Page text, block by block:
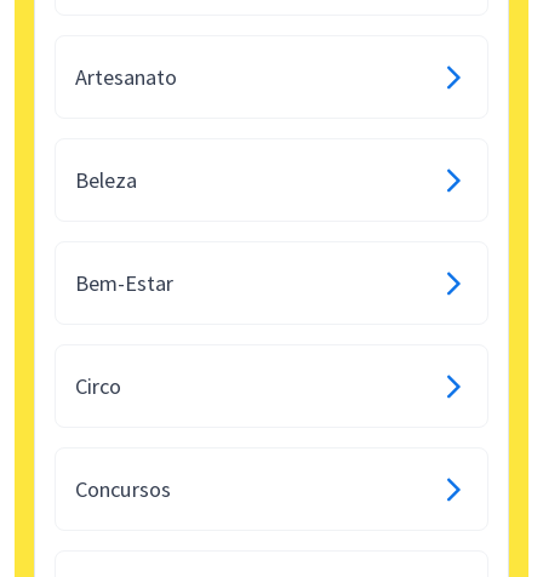
Artesanato
Beleza
Bem-Estar
Circo
Concursos